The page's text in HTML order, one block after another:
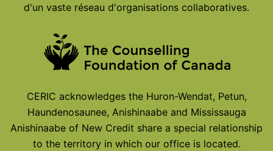
d'un vaste réseau d'organisations collaboratives.
CERIC acknowledges the Huron-Wendat, Petun,
Haundenosaunee, Anishinaabe and Mississauga
Anishinaabe of New Credit share a special relationship
to the territory in which our office is located.